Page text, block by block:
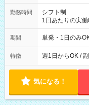
円（役割手当＋
間】試用期間なし
勤務時間
シフト制
1日あたりの実
間は 試験によ
期間 単発・1日のみ
特徴 週1日からOK /
気になる！